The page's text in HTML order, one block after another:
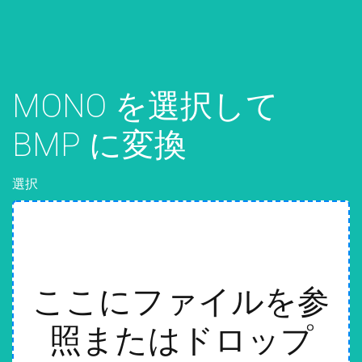
MONO を選択して
BMP に変換
選択
ここにファイルを参
照またはドロップ